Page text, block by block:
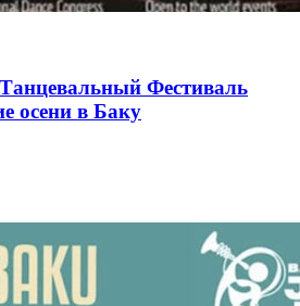
Фестиваль
осени в Баку